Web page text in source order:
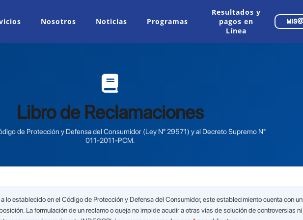
Nosotros Noticias Programas
Resultados y
pagos en
Línea
Libro de Reclamaciones
de Protección y Defensa del Consumidor (Ley N° 29571) y al Decreto Supremo N°
011-2011-PCM.
lo establecido en el Código de Protección y Defensa del Consumidor, este establecimiento cuenta con un
La formulación de un reclamo o queja no impide acudir a otras vías de solución de controversias ni